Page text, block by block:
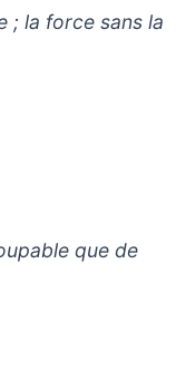
; la force sans la
que de